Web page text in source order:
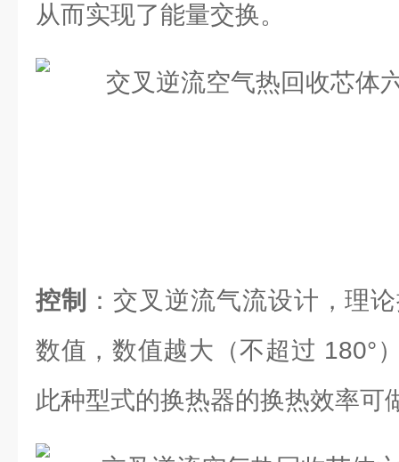
从而实现了能量交换。
控制
：交叉逆流气流设计，理
数值，数值越大（不超过 180°
此种型式的换热器的换热效率可